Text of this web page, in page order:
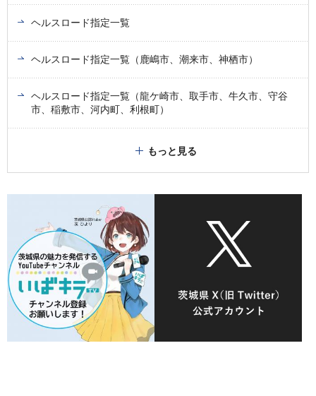
ヘルスロード指定一覧
ヘルスロード指定一覧（鹿嶋市、潮来市、神栖市）
ヘルスロード指定一覧（龍ケ崎市、取手市、牛久市、守谷
市、稲敷市、河内町、利根町）
もっと見る